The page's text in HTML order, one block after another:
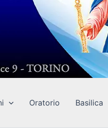
Oratorio Basilica